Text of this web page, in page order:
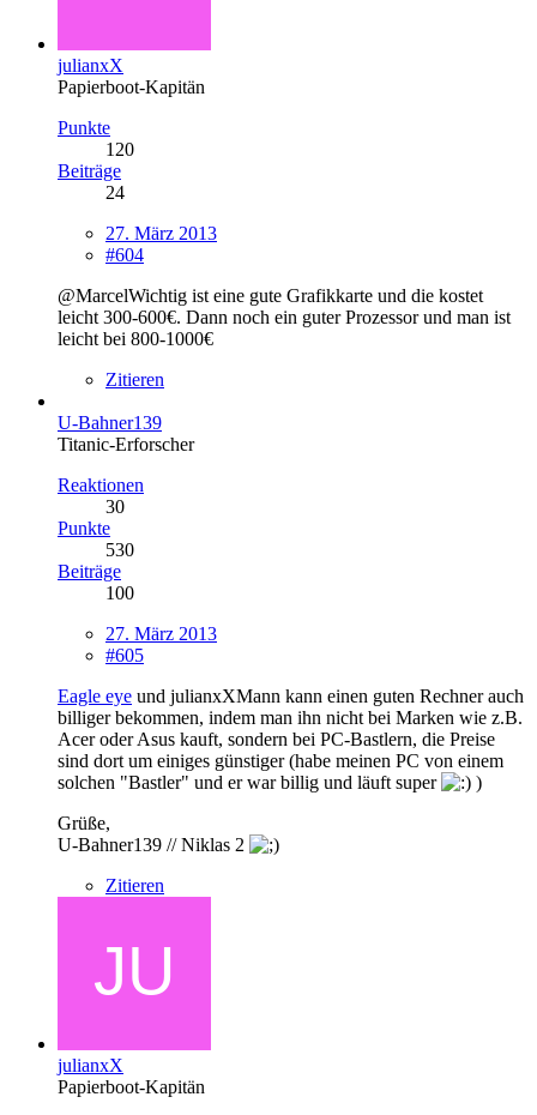
julianxX
Papierboot-Kapitän
Punkte
120
Beiträge
24
27. März 2013
#604
@MarcelWichtig ist eine gute Grafikkarte und die kostet
leicht 300-600€. Dann noch ein guter Prozessor und man ist
leicht bei 800-1000€
Zitieren
U-Bahner139
Titanic-Erforscher
Reaktionen
30
Punkte
530
Beiträge
100
27. März 2013
#605
Eagle eye und julianxXMann kann einen guten Rechner auch
billiger bekommen, indem man ihn nicht bei Marken wie z.B.
Acer oder Asus kauft, sondern bei PC-Bastlern, die Preise
sind dort um einiges günstiger (habe meinen PC von einem
solchen "Bastler" und er war billig und läuft super
)
Grüße,
U-Bahner139 // Niklas 2
Zitieren
julianxX
Papierboot-Kapitän